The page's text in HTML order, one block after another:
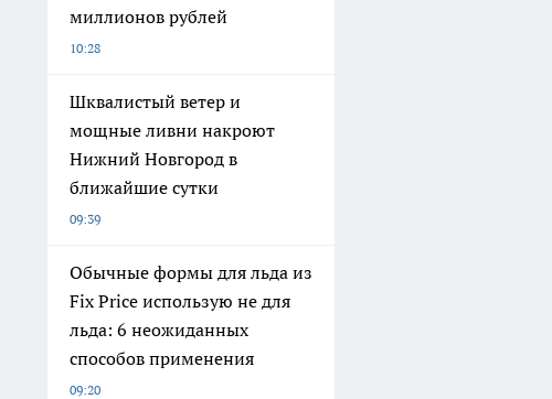
миллионов рублей
10:28
Шквалистый ветер и
мощные ливни накроют
Нижний Новгород в
ближайшие сутки
09:39
Обычные формы для льда из
Fix Price использую не для
льда: 6 неожиданных
способов применения
09:20